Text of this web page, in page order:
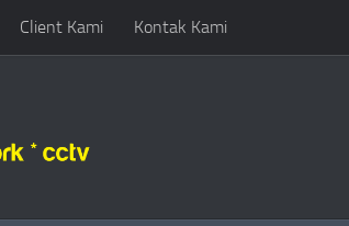
Client Kami Kontak Kami